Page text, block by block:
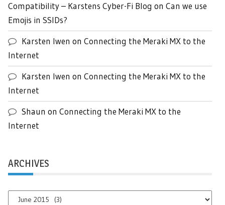
Compatibility – Karstens Cyber-Fi Blog on Can we use
Emojis in SSIDs?
Karsten Iwen on Connecting the Meraki MX to the
Internet
Karsten Iwen on Connecting the Meraki MX to the
Internet
Shaun on Connecting the Meraki MX to the
Internet
ARCHIVES
Archives